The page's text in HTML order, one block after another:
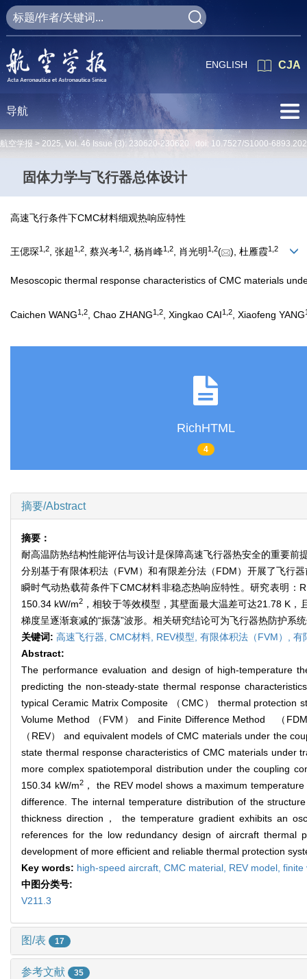
CJA
ENGLISH
导航
航空学报 > 2025, Vol. 46 Issue (3): 230620-230620 doi: 10.7527/S1000-
固体力学与飞行器总体设计
高速飞行条件下CMC材料细观热响应特性
王偲琛1 2, 张超1 2, 蔡兴考1 2, 杨肖峰1 2, 肖光明 1 2( ), 杜雁霞1 2
Mesoscopic thermal response characteristics of CMC materials
Caichen WANG1 2 , Chao ZHANG1 2 , Xingkao CAI1 2 , Xiaofeng YANG
RichHTML
4
摘要/Abstract
摘要：
耐高温防热结构性能评估与设计是保障高速飞行器热安全的重要
分别基于有限体积法（FVM）和有限差分法（FDM）开展了飞行
瞬时气动热载荷条件下CMC材料非稳态热响应特性。研究表明
150.34 kW/m2 ，相较于等效模型，其壁面最大温差可达21.78 K
梯度呈逐渐衰减的“振荡”波形。相关研究结论可为飞行器热防护系
关键词: 高速飞行器, CMC材料, REV模型, 有限体积法（FVM）, 有
Abstract:
The performance evaluation and design of high-temperature
predicting the non-steady-state thermal response
typical Ceramic Matrix Composite （CMC） thermal protection
Volume Method （FVM） and Finite Difference Method （
（REV） and equivalent models of CMC materials under the
state thermal response characteristics of CMC materials under
more complex spatiotemporal distribution under the coupling
150.34 kW/m2， the REV model shows a maximum
difference. The internal temperature distribution of the
thickness direction， the temperature gradient exhibits an
references for the low redundancy design of aircraft thermal
development of more efficient and reliable thermal protection
Key words: high-speed aircraft, CMC material, REV model, finite
中图分类号:
V211.3
图/表 17
参考文献 35